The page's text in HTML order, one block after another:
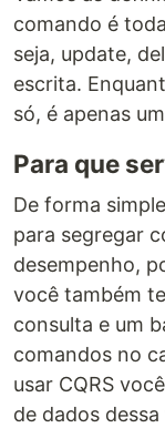
comando é
seja, update,
escrita.
só, é apenas
Para que
De forma
para segregar
desempenho,
você também
consulta e um
comandos no
usar CQRS
de dados